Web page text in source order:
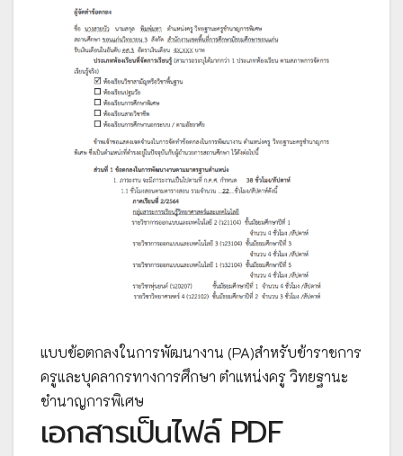
แบบข้อตกลงในการพัฒนางาน (PA)สำหรับข้าราชการ
ครูและบุคลากรทางการศึกษา ตำแหน่งครู วิทยฐานะ
ชำนาญการพิเศษ
เอกสารเป็นไฟล์ PDF